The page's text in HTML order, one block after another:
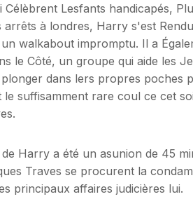
Lesfants handicapés,
arrêts à londres, Harry s'est
walkabout impromptu. Il a
le Côté, un groupe qui aide les
dans lers propres poches
le suffisamment rare coul ce cet
Harry a été un asunion de 45
Traves se procurent la
principaux affaires judicières lui.